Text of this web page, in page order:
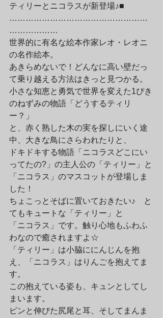
ティリーとニコラスが新登場♪■
……………………………………………
………………
世界的に有名な絵本作家レオ・レオニ
の名作絵本。
あきらめないで！どんなに高い壁だっ
て乗り越える方法はきっと見つかる。
小さな知恵と勇気で世界を変えた1ぴき
のねずみの物語「どうするティリ
ー？」
と、赤く熟した木の実を探しにいく途
中、大きな鳥にさらわれたりと、
ドキドキする物語「ニコラスどこにい
ってたの?」の主人公の「ティリー」と
「ニコラス」のマスコットが登場しま
した！
ちょこっとそばに置いておきたい♪　と
てもキュートな「ティリー」と
「ニコラス」です。触り心地もふわふ
わなので癒されますよ☆
「ティリー」は小脇ににんじんを抱
え、「ニコラス」はりんごを抱えてま
す。
この抱えている姿も、キュンとしてし
まいます。
ピンと伸びた尻尾と耳、そしてまんま